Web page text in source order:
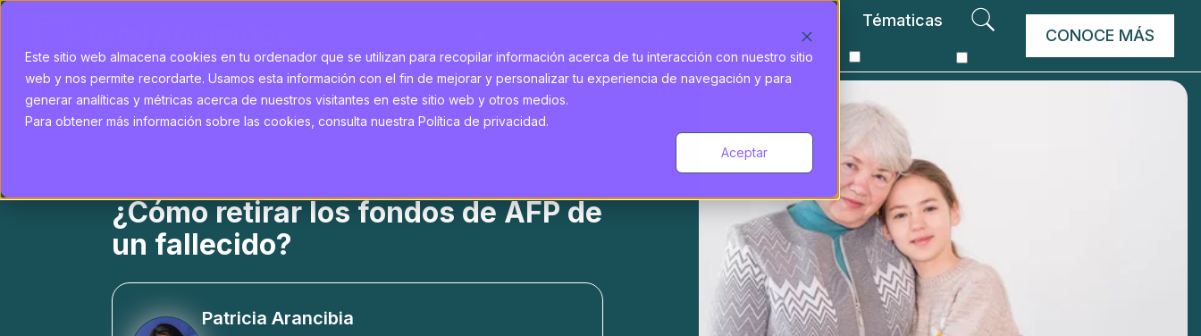
Este sitio web almacena cookies en tu ordenador que se utilizan para recopilar información acerca de tu interacción con nuestro sitio
web y nos permite recordarte. Usamos esta información con el fin de mejorar y personalizar tu experiencia de navegación y para
generar analíticas y métricas acerca de nuestros visitantes en este sitio web y otros medios.
Para obtener más información sobre las cookies, consulta nuestra Política de privacidad.
Aceptar
Tématicas
CONOCE MÁS
¿Cómo retirar los fondos de AFP de
un fallecido?
Patricia Arancibia